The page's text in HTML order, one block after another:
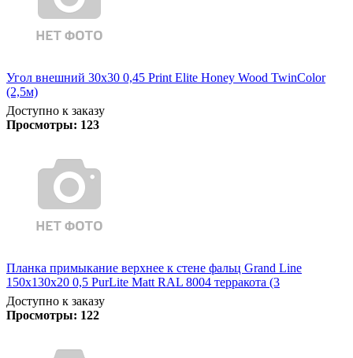
Угол внешний 30х30 0,45 Print Elite Honey Wood TwinColor
(2,5м)
Доступно к заказу
Просмотры: 123
Планка примыкание верхнее к стене фальц Grand Line
150х130х20 0,5 PurLite Matt RAL 8004 терракота (3
Доступно к заказу
Просмотры: 122